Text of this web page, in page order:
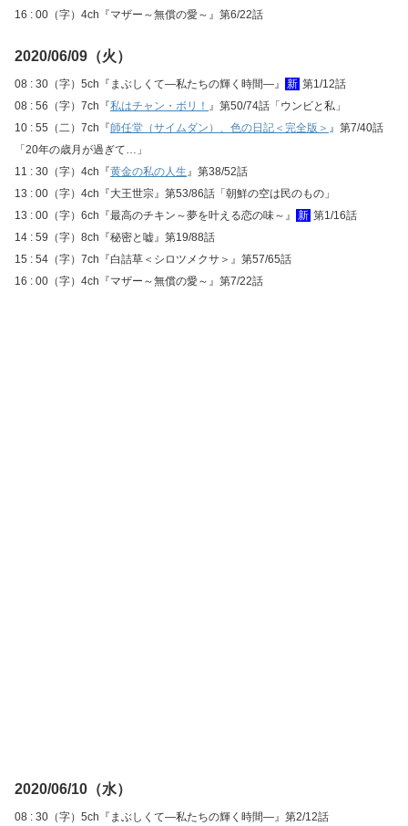
16 : 00（字）4ch『マザー～無償の愛～』第6/22話
2020/06/09（火）
08 : 30（字）5ch『まぶしくて―私たちの輝く時間―』 新 第1/12話
08 : 56（字）7ch『私はチャン・ボリ！ 』第50/74話「ウンビと私」
10 : 55（二）7ch『師任堂（サイムダン）、色の日記＜完全版＞ 』第7/40話
「20年の歳月が過ぎて…」
11 : 30（字）4ch『黄金の私の人生』第38/52話
13 : 00（字）4ch『大王世宗』第53/86話「朝鮮の空は民のもの」
13 : 00（字）6ch『最高のチキン～夢を叶える恋の味～』
新 第1/16話
14 : 59（字）8ch『秘密と嘘』第19/88話
15 : 54（字）7ch『白詰草＜シロツメクサ＞』第57/65話
16 : 00（字）4ch『マザー～無償の愛～』第7/22話
2020/06/10（水）
08 : 30（字）5ch『まぶしくて―私たちの輝く時間―』第2/12話